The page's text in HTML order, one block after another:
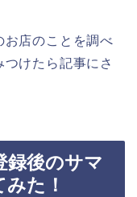
店のことを調べ
けたら記事にさ
録後のサマ
た！